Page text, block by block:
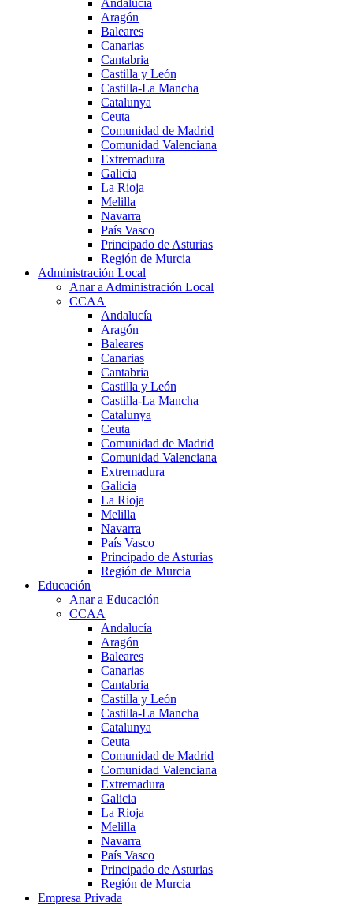
Aragón
Baleares
Canarias
Cantabria
Castilla y León
Castilla-La Mancha
Catalunya
Ceuta
Comunidad de Madrid
Comunidad Valenciana
Extremadura
Galicia
La Rioja
Melilla
Navarra
País Vasco
Principado de Asturias
Región de Murcia
Administración Local
Anar a Administración Local
CCAA
Andalucía
Aragón
Baleares
Canarias
Cantabria
Castilla y León
Castilla-La Mancha
Catalunya
Ceuta
Comunidad de Madrid
Comunidad Valenciana
Extremadura
Galicia
La Rioja
Melilla
Navarra
País Vasco
Principado de Asturias
Región de Murcia
Educación
Anar a Educación
CCAA
Andalucía
Aragón
Baleares
Canarias
Cantabria
Castilla y León
Castilla-La Mancha
Catalunya
Ceuta
Comunidad de Madrid
Comunidad Valenciana
Extremadura
Galicia
La Rioja
Melilla
Navarra
País Vasco
Principado de Asturias
Región de Murcia
Empresa Privada